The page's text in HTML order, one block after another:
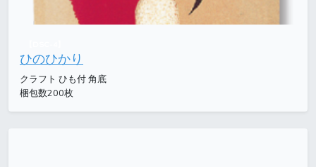
ひのひかり
クラフト ひも付 角底
梱包数200枚